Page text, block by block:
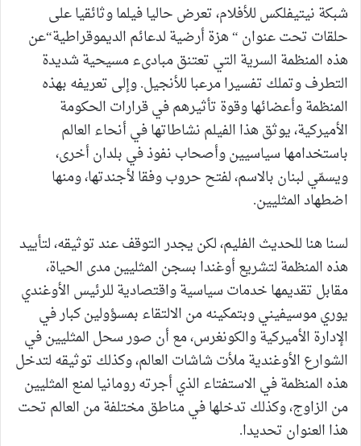
شبكة نيتيفلكس للأفلام، تعرض حاليا فيلما وثائقيا على
حلقات تحت عنوان “ هزة أرضية لدعائم الديموقراطية“عن
هذه المنظمة السرية التي تعتنق مبادىء مسيحية شديدة
التطرف وتملك تفسيرا مرعبا للأنجيل. وإلى تعريفه بهذه
المنظمة وأعضائها وقوة تأثيرهم في قرارات الحكومة
الأميركية، يوثق هذا الفيلم نشاطاتها في أنحاء العالم
باستخدامها سياسيين وأصحاب نفوذ في بلدان أخرى،
ويسمّي لبنان بالاسم، لفتح حروب وفقا لأجندتها، ومنها
اضطهاد المثليين.
لسنا هنا للحديث الفليم، لكن يجدر التوقف عند توثيقه، لتأييد
هذه المنظمة لتشريع أوغندا بسجن المثليين مدى الحياة،
مقابل تقديمها خدمات سياسية واقتصادية للرئيس الأوغندي
يوري موسيفيني وبتمكينه من الالتقاء بمسؤولين كبار في
الإدارة الأميركية والكونغرس، مع أن صور سحل المثليين في
الشوارع الأوغندية ملأت شاشات العالم، وكذلك توثيقه لتدخل
هذه المنظمة في الاستفتاء الذي أجرته رومانيا لمنع المثليين
من الزاوج، وكذلك تدخلها في مناطق مختلفة من العالم تحت
هذا العنوان تحديدا.